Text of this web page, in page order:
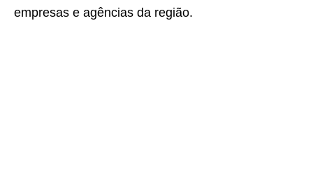
empresas e agências da região.